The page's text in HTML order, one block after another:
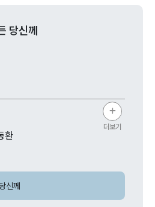
당신께
환
더보기
신께